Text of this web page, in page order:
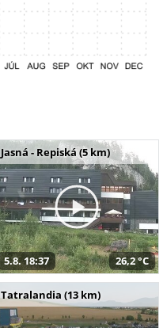
Jasná - Repiská (5 km)
5.8. 18:37 26,2 °C
Tatralandia (13 km)